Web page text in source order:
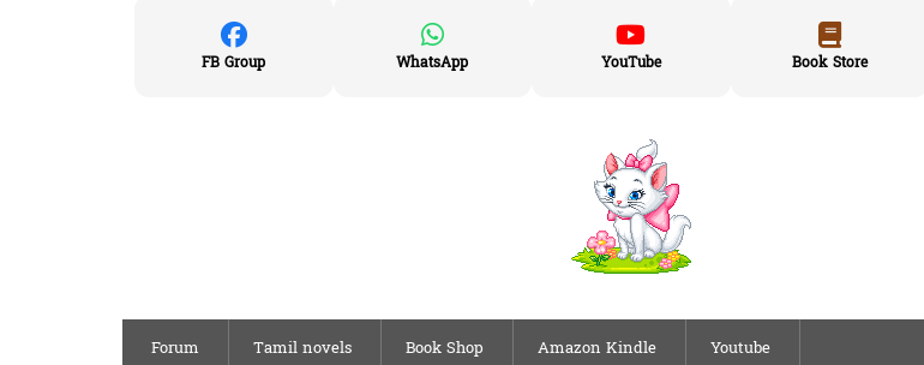
FB Group WhatsApp YouTube Book Store
Forum Tamil novels Book Shop Amazon Kindle Youtube